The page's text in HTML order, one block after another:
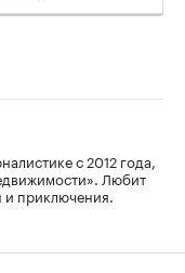
с 2012 года,
Любит
и приключения.